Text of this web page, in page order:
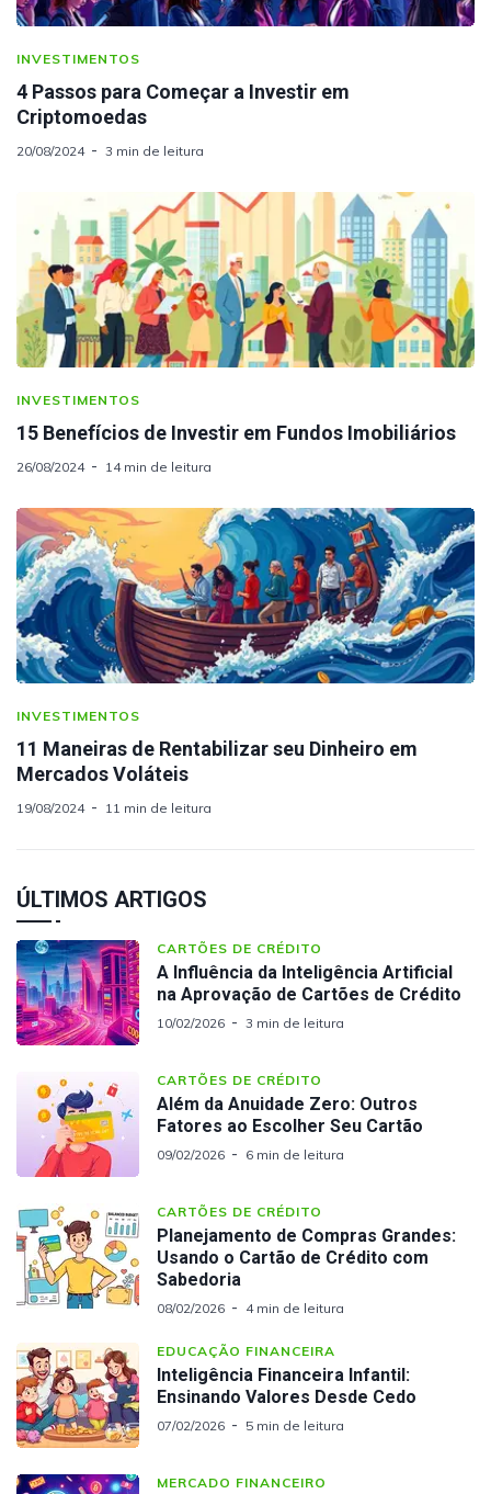
INVESTIMENTOS
4 Passos para Começar a Investir em
Criptomoedas
20/08/2024 3 min de leitura
INVESTIMENTOS
15 Benefícios de Investir em Fundos Imobiliários
26/08/2024 14 min de leitura
INVESTIMENTOS
11 Maneiras de Rentabilizar seu Dinheiro em
Mercados Voláteis
19/08/2024 11 min de leitura
ÚLTIMOS ARTIGOS
CARTÕES DE CRÉDITO
A Influência da Inteligência Artificial
na Aprovação de Cartões de Crédito
10/02/2026 3 min de leitura
CARTÕES DE CRÉDITO
Além da Anuidade Zero: Outros
Fatores ao Escolher Seu Cartão
09/02/2026 6 min de leitura
CARTÕES DE CRÉDITO
Planejamento de Compras Grandes:
Usando o Cartão de Crédito com
Sabedoria
08/02/2026 4 min de leitura
EDUCAÇÃO FINANCEIRA
Inteligência Financeira Infantil:
Ensinando Valores Desde Cedo
07/02/2026 5 min de leitura
MERCADO FINANCEIRO